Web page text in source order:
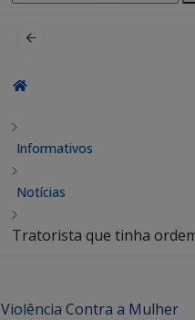
por:
Informativos
Notícias
Tratorista que tinha
Violência Contra a Mulher